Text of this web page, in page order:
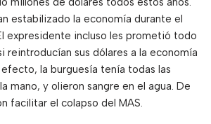
estabilizado la economía durante el
expresidente incluso les prometió todo
reintroducían sus dólares a la economía
efecto, la burguesía tenía todas las
mano, y olieron sangre en el agua. De
facilitar el colapso del MAS.